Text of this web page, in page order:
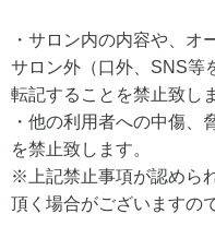
・サロン内の内容や、オ
サロン外（口外、SNS等
転記することを禁止致し
・他の利用者への中傷、
を禁止致します。
※上記禁止事項が認めら
頂く場合がございますの